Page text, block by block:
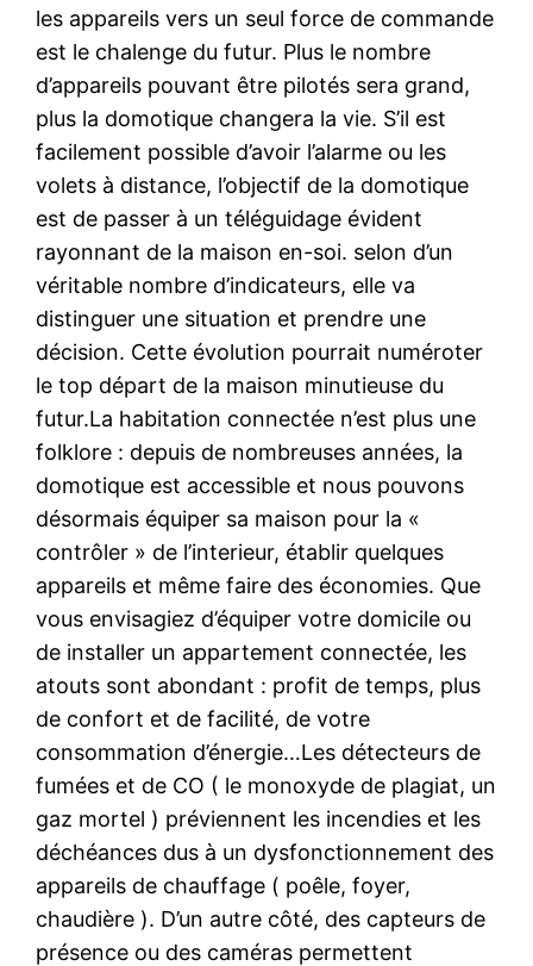
les appareils vers un seul force de commande
est le chalenge du futur. Plus le nombre
d’appareils pouvant être pilotés sera grand,
plus la domotique changera la vie. S’il est
facilement possible d’avoir l’alarme ou les
volets à distance, l’objectif de la domotique
est de passer à un téléguidage évident
rayonnant de la maison en-soi. selon d’un
véritable nombre d’indicateurs, elle va
distinguer une situation et prendre une
décision. Cette évolution pourrait numéroter
le top départ de la maison minutieuse du
futur.La habitation connectée n’est plus une
folklore : depuis de nombreuses années, la
domotique est accessible et nous pouvons
désormais équiper sa maison pour la «
contrôler » de l’interieur, établir quelques
appareils et même faire des économies. Que
vous envisagiez d’équiper votre domicile ou
de installer un appartement connectée, les
atouts sont abondant : profit de temps, plus
de confort et de facilité, de votre
consommation d’énergie…Les détecteurs de
fumées et de CO ( le monoxyde de plagiat, un
gaz mortel ) préviennent les incendies et les
déchéances dus à un dysfonctionnement des
appareils de chauffage ( poêle, foyer,
chaudière ). D’un autre côté, des capteurs de
présence ou des caméras permettent